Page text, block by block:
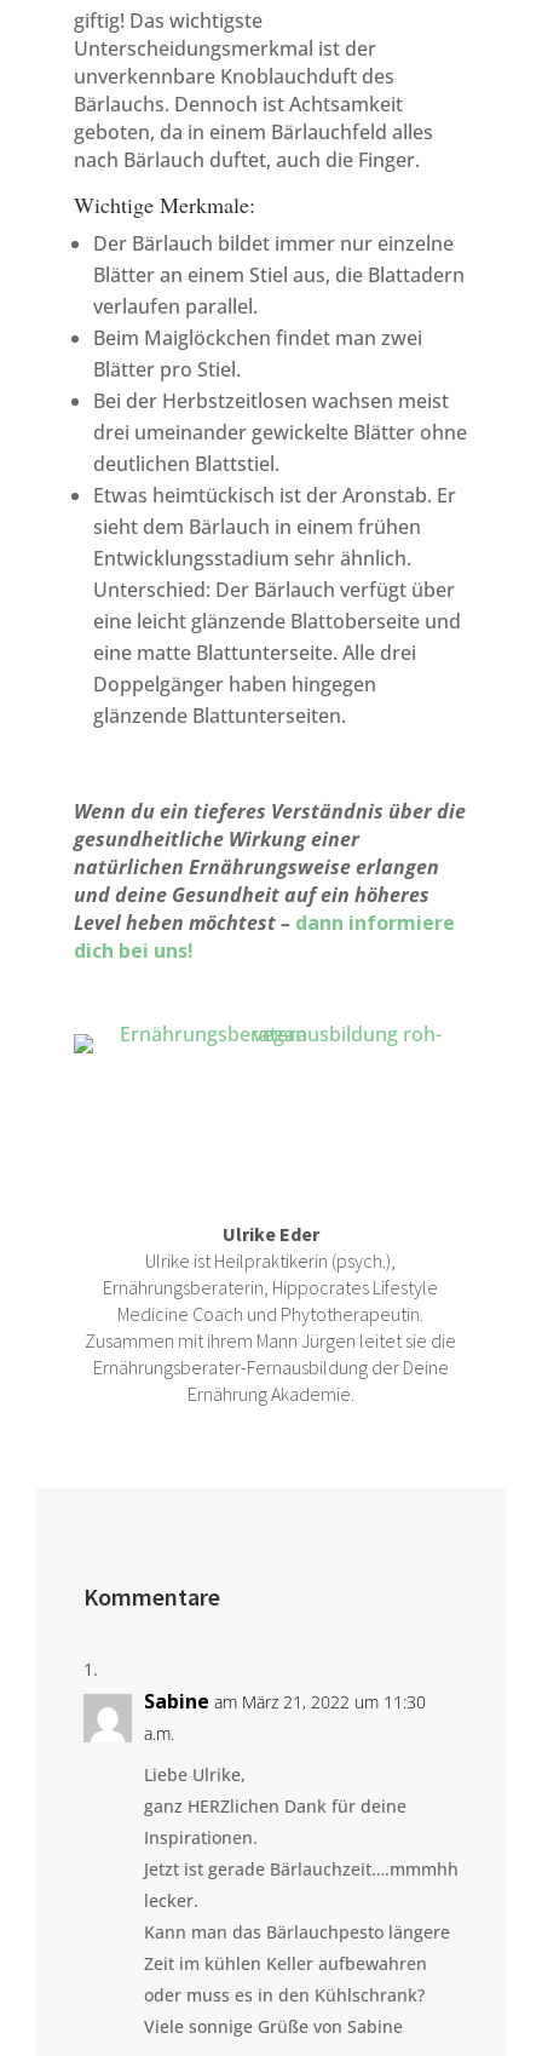
giftig! Das wichtigste
Unterscheidungsmerkmal ist der
unverkennbare Knoblauchduft des
Bärlauchs. Dennoch ist Achtsamkeit
geboten, da in einem Bärlauchfeld alles
nach Bärlauch duftet, auch die Finger.
Wichtige Merkmale:
Der Bärlauch bildet immer nur einzelne
Blätter an einem Stiel aus, die Blattadern
verlaufen parallel.
Beim Maiglöckchen findet man zwei
Blätter pro Stiel.
Bei der Herbstzeitlosen wachsen meist
drei umeinander gewickelte Blätter ohne
deutlichen Blattstiel.
Etwas heimtückisch ist der Aronstab. Er
sieht dem Bärlauch in einem frühen
Entwicklungsstadium sehr ähnlich.
Unterschied: Der Bärlauch verfügt über
eine leicht glänzende Blattoberseite und
eine matte Blattunterseite. Alle drei
Doppelgänger haben hingegen
glänzende Blattunterseiten.
Wenn du ein tieferes Verständnis über die
gesundheitliche Wirkung einer
natürlichen Ernährungsweise erlangen
und deine Gesundheit auf ein höheres
Level heben möchtest – dann informiere
dich bei uns!
Ulrike Eder
Ulrike ist Heilpraktikerin (psych.),
Ernährungsberaterin, Hippocrates Lifestyle
Medicine Coach und Phytotherapeutin.
Zusammen mit ihrem Mann Jürgen leitet sie die
Ernährungsberater-Fernausbildung der Deine
Ernährung Akademie.
Kommentare
Sabine am März 21, 2022 um 11:30
a.m.
Liebe Ulrike,
ganz HERZlichen Dank für deine
Inspirationen.
Jetzt ist gerade Bärlauchzeit….mmmhh
lecker.
Kann man das Bärlauchpesto längere
Zeit im kühlen Keller aufbewahren
oder muss es in den Kühlschrank?
Viele sonnige Grüße von Sabine